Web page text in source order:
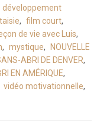
développement
, film court,
de vie avec Luis,
, mystique,
NOUVELLE
ABRI DE DENVER,
EN AMÉRIQUE,
vidéo motivationnelle,